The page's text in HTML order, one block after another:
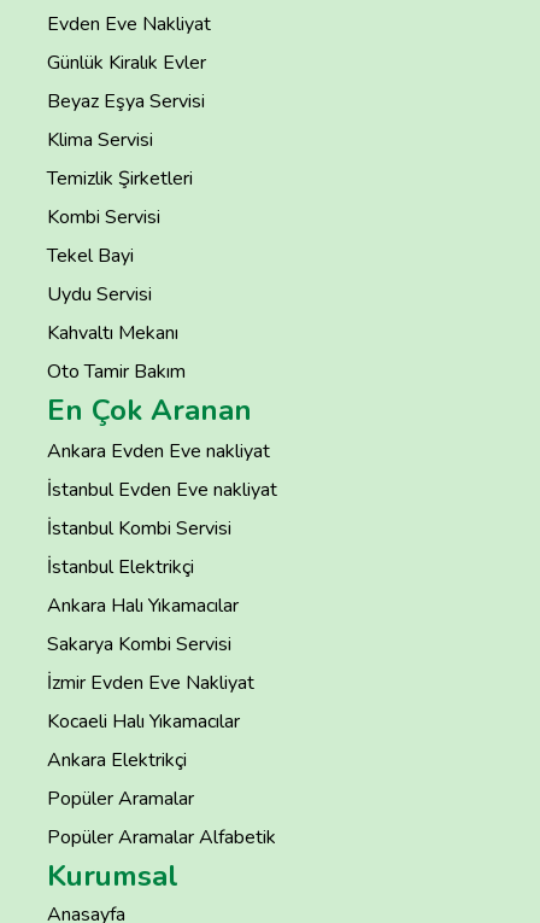
Evden Eve Nakliyat
Günlük Kiralık Evler
Beyaz Eşya Servisi
Klima Servisi
Temizlik Şirketleri
Kombi Servisi
Tekel Bayi
Uydu Servisi
Kahvaltı Mekanı
Oto Tamir Bakım
En Çok Aranan
Ankara Evden Eve nakliyat
İstanbul Evden Eve nakliyat
İstanbul Kombi Servisi
İstanbul Elektrikçi
Ankara Halı Yıkamacılar
Sakarya Kombi Servisi
İzmir Evden Eve Nakliyat
Kocaeli Halı Yıkamacılar
Ankara Elektrikçi
Popüler Aramalar
Popüler Aramalar Alfabetik
Kurumsal
Anasayfa